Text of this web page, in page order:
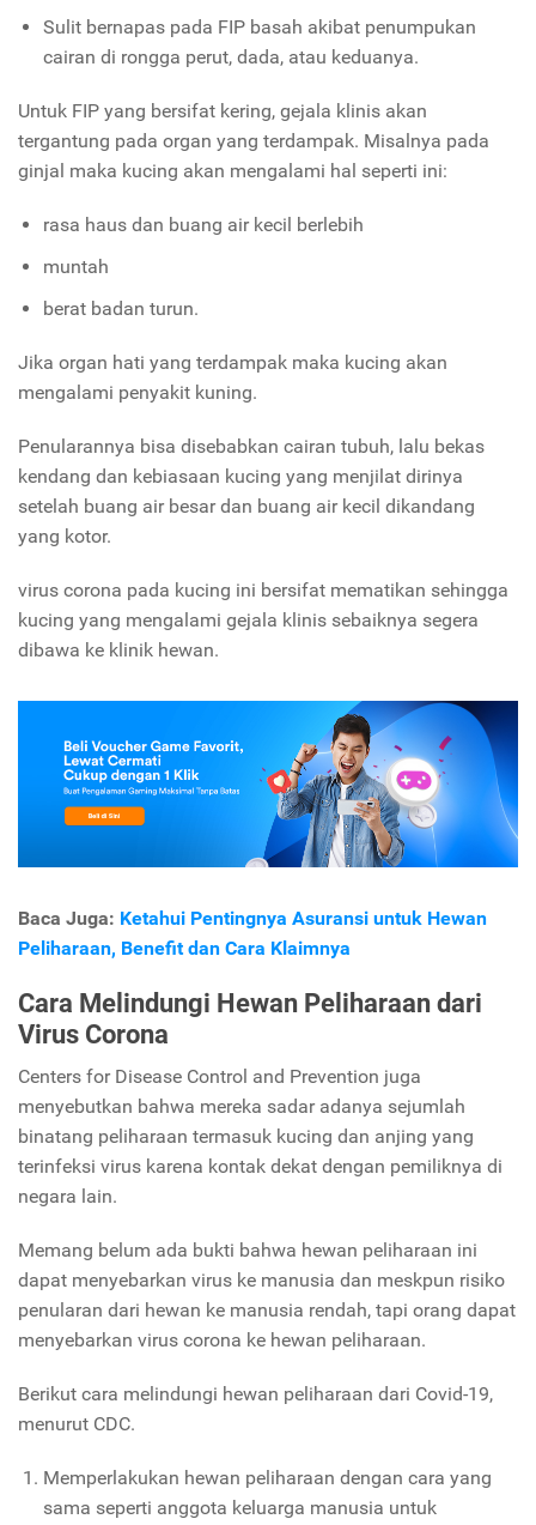
Sulit bernapas pada FIP basah akibat penumpukan
cairan di rongga perut, dada, atau keduanya.
Untuk FIP yang bersifat kering, gejala klinis akan
tergantung pada organ yang terdampak. Misalnya pada
ginjal maka kucing akan mengalami hal seperti ini:
rasa haus dan buang air kecil berlebih
muntah
berat badan turun.
Jika organ hati yang terdampak maka kucing akan
mengalami penyakit kuning.
Penularannya bisa disebabkan cairan tubuh, lalu bekas
kendang dan kebiasaan kucing yang menjilat dirinya
setelah buang air besar dan buang air kecil dikandang
yang kotor.
virus corona pada kucing ini bersifat mematikan sehingga
kucing yang mengalami gejala klinis sebaiknya segera
dibawa ke klinik hewan.
Baca Juga: Ketahui Pentingnya Asuransi untuk Hewan
Peliharaan, Benefit dan Cara Klaimnya
Cara Melindungi Hewan Peliharaan dari
Virus Corona
Centers for Disease Control and Prevention juga
menyebutkan bahwa mereka sadar adanya sejumlah
binatang peliharaan termasuk kucing dan anjing yang
terinfeksi virus karena kontak dekat dengan pemiliknya di
negara lain.
Memang belum ada bukti bahwa hewan peliharaan ini
dapat menyebarkan virus ke manusia dan meskpun risiko
penularan dari hewan ke manusia rendah, tapi orang dapat
menyebarkan virus corona ke hewan peliharaan.
Berikut cara melindungi hewan peliharaan dari Covid-19,
menurut CDC.
Memperlakukan hewan peliharaan dengan cara yang
sama seperti anggota keluarga manusia untuk